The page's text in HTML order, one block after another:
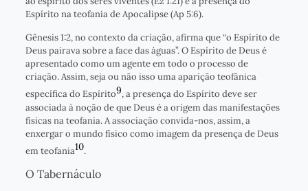
Espírito na teofania de Apocalipse (Ap 5:6).
Gênesis 1:2, no contexto da criação, afirma que “o Espírito de
Deus pairava sobre a face das águas”. O Espírito de Deus é
apresentado como um agente em todo o processo de
criação. Assim, seja ou não isso uma aparição teofânica
específica do Espírito9, a presença do Espírito deve ser
associada à noção de que Deus é a origem das manifestações
físicas na teofania. A associação convida-nos, assim, a
enxergar o mundo físico como imagem da presença de Deus
em teofania10.
O Tabernáculo